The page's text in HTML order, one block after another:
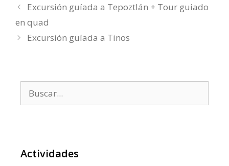
Excursión guíada a Tepoztlán + Tour guiado
en quad
Excursión guíada a Tinos
Actividades